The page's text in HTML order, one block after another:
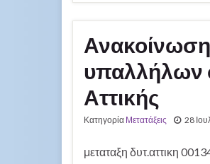
υπαλλήλων
Αττικής
Κατηγορία Μετατάξεις 28
μεταταξη δυτ.αττικη